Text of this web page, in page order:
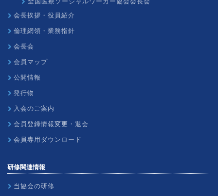
会長挨拶・役員紹介
倫理網領・業務指針
会長会
会員マップ
公開情報
発行物
入会のご案内
会員登録情報変更・退会
会員専用ダウンロード
研修関連情報
当協会の研修